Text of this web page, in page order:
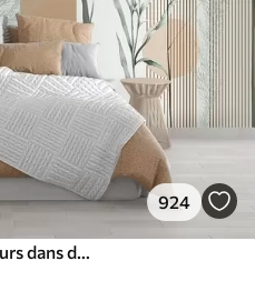
924